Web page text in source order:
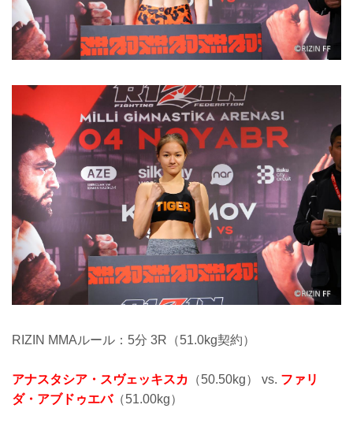
RIZIN MMAルール：5分 3R（51.0kg契約）
アナスタシア・スヴェッキスカ （50.50kg） vs. ファリ
ダ・アブドゥエバ（51.00kg）